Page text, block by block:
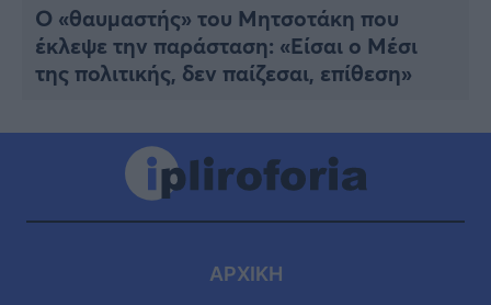
Ο «θαυμαστής» του Μητσοτάκη που
έκλεψε την παράσταση: «Είσαι ο Μέσι
της πολιτικής, δεν παίζεσαι, επίθεση»
ΑΡΧΙΚΗ